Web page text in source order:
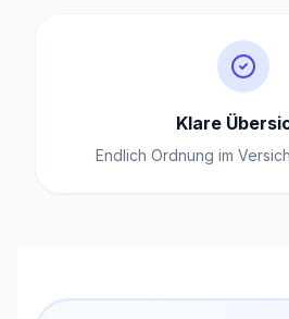
Klare
Endlich Ordnung im